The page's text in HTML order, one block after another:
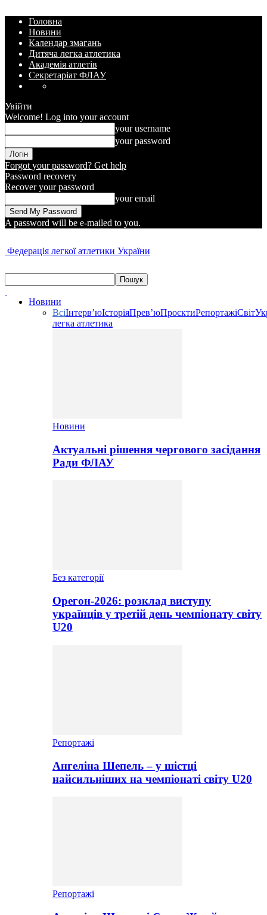
Головна
Новини
Календар змагань
Дитяча легка атлетика
Академія атлетів
Секретаріат ФЛАУ
Увійти
Welcome! Log into your account
your username
your password
Forgot your password? Get help
Password recovery
Recover your password
your email
A password will be e-mailed to you.
Федерація легкої атлетики України
Новини
ВсіІнтерв’юІсторіяПрев’юПроєктиРепортажіСвіт
легка атлетика
Новини
Актуальні рішення чергового засідання
Ради ФЛАУ
Без категорії
Орегон-2026: розклад виступу
українців у третій день чемпіонату світу
U20
Репортажі
Ангеліна Шепель – у шістці
найсильніших на чемпіонаті світу U20
Репортажі